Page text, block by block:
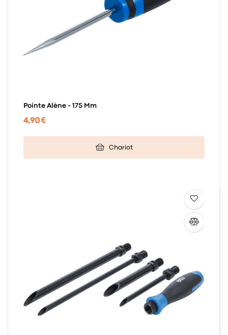
Pointe Alène - 175 Mm
4,90 €
Chariot